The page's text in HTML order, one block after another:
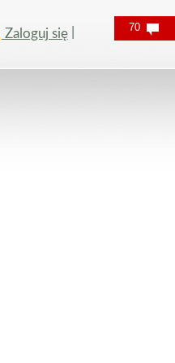
Zaloguj się 70